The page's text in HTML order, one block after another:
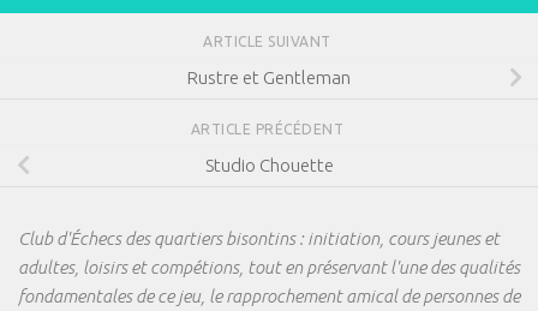
ARTICLE SUIVANT
Rustre et Gentleman
ARTICLE PRÉCÉDENT
Studio Chouette
Club d'Échecs des quartiers bisontins : initiation, cours jeunes et
adultes, loisirs et compétions, tout en préservant l'une des qualités
fondamentales de ce jeu, le rapprochement amical de personnes de